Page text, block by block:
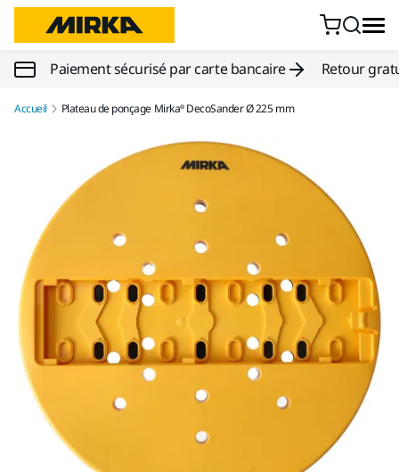
Paiement sécurisé par carte bancaire Retour
Accueil Plateau de ponçage Mirka® DecoSander Ø 225 mm